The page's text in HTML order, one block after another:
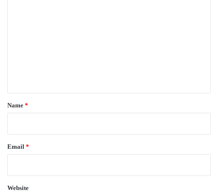
*
Name *
Email *
Website